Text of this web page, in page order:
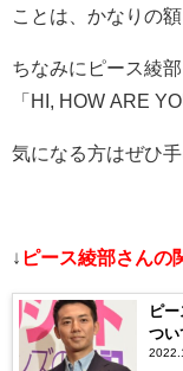
ことは、かなりの
ちなみにピース綾部
「HI, HOW ARE
気になる方はぜひ
↓ ピース綾部さんの
ピ
つい